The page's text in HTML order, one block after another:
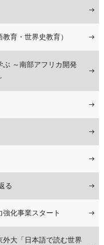
育・世界史教育）
ぶ ～南部アフリカ開発
る
化事業スタート
大「日本語で読む世界